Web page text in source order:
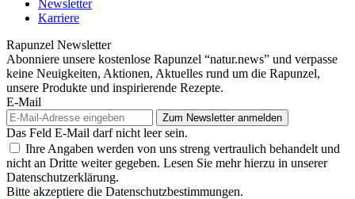
Newsletter
Karriere
Rapunzel Newsletter
Abonniere unsere kostenlose Rapunzel “natur.news” und verpasse
keine Neuigkeiten, Aktionen, Aktuelles rund um die Rapunzel,
unsere Produkte und inspirierende Rezepte.
E-Mail
Das Feld E-Mail darf nicht leer sein.
Ihre Angaben werden von uns streng vertraulich behandelt und
nicht an Dritte weiter gegeben. Lesen Sie mehr hierzu in unserer
Datenschutzerklärung.
Bitte akzeptiere die Datenschutzbestimmungen.